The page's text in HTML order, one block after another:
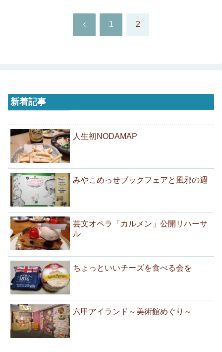
前 1 2
新着記事
人生初NODAMAP
みやこめっせブックフェアと風邪の週
芸文オペラ「カルメン」公開リハーサ
ル
ちょっといいチーズを食べる会を
六甲アイランド～美術館めぐり～